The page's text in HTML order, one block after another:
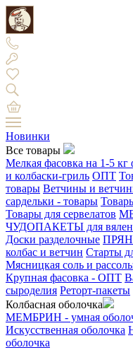
Новинки
Все товары
Мелкая фасовка на 1-5 кг
и колбаски-гриль ОПТ
товары Ветчины и
сардельки - товары
Товары для сервелатов
ЧУДОПАКЕТЫ для
Доски разделочные
колбас и ветчин Старты
Мясницкая соль и
Крупная фасовка - ОПТ
сыроделия Реторт-пакеты
Колбасная оболочка
МЕМБРИН - умная
Искусственная оболочка
оболочка